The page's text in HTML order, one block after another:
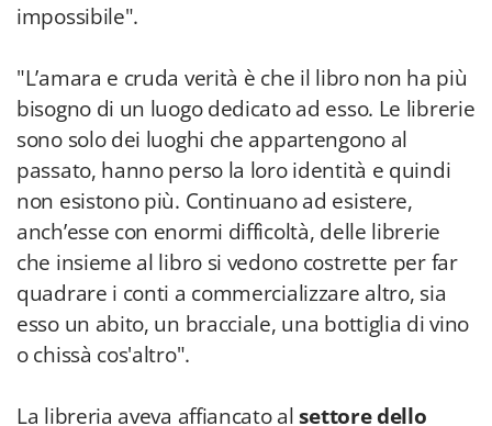
impossibile".
"L’amara e cruda verità è che il libro non ha più
bisogno di un luogo dedicato ad esso. Le librerie
sono solo dei luoghi che appartengono al
passato, hanno perso la loro identità e quindi
non esistono più. Continuano ad esistere,
anch’esse con enormi difficoltà, delle librerie
che insieme al libro si vedono costrette per far
quadrare i conti a commercializzare altro, sia
esso un abito, un bracciale, una bottiglia di vino
o chissà cos'altro".
La libreria aveva affiancato alsettore dello